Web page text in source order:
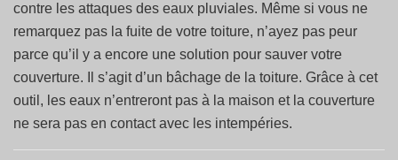
contre les attaques des eaux pluviales. Même si vous ne
remarquez pas la fuite de votre toiture, n’ayez pas peur
parce qu’il y a encore une solution pour sauver votre
couverture. Il s’agit d’un bâchage de la toiture. Grâce à cet
outil, les eaux n’entreront pas à la maison et la couverture
ne sera pas en contact avec les intempéries.